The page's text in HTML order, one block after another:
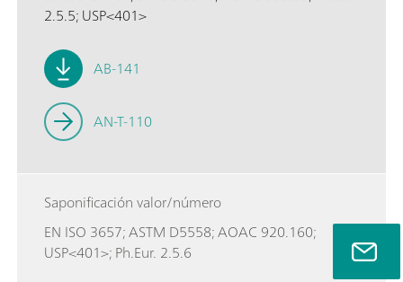
2.5.5; USP<401>
AB-141
AN-T-110
Saponificación valor/número
EN ISO 3657; ASTM D5558; AOAC 920.160;
USP<401>; Ph.Eur. 2.5.6